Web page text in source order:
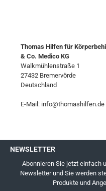
Thomas Hilfen für
& Co. Medico KG
Walkmühlenstraße 1
27432 Bremervörde
Deutschland
E-Mail: info@thomashilfen.de
NEWSLETTER
Abonnieren Sie jetzt einfach
Newsletter und Sie werden
Produkte und